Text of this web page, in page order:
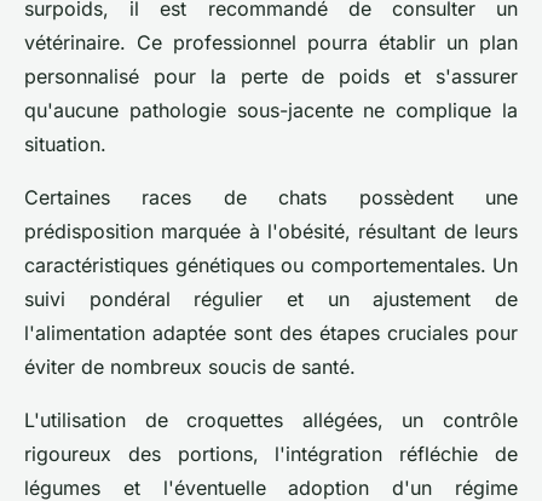
surpoids, il est recommandé de consulter un
vétérinaire. Ce professionnel pourra établir un plan
personnalisé pour la perte de poids et s'assurer
qu'aucune pathologie sous-jacente ne complique la
situation.
Certaines races de chats possèdent une
prédisposition marquée à l'obésité, résultant de leurs
caractéristiques génétiques ou comportementales. Un
suivi pondéral régulier et un ajustement de
l'alimentation adaptée sont des étapes cruciales pour
éviter de nombreux soucis de santé.
L'utilisation de croquettes allégées, un contrôle
rigoureux des portions, l'intégration réfléchie de
légumes et l'éventuelle adoption d'un régime